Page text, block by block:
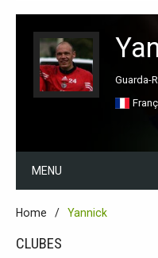
Guarda-
MENU
Home Yannick
CLUBES